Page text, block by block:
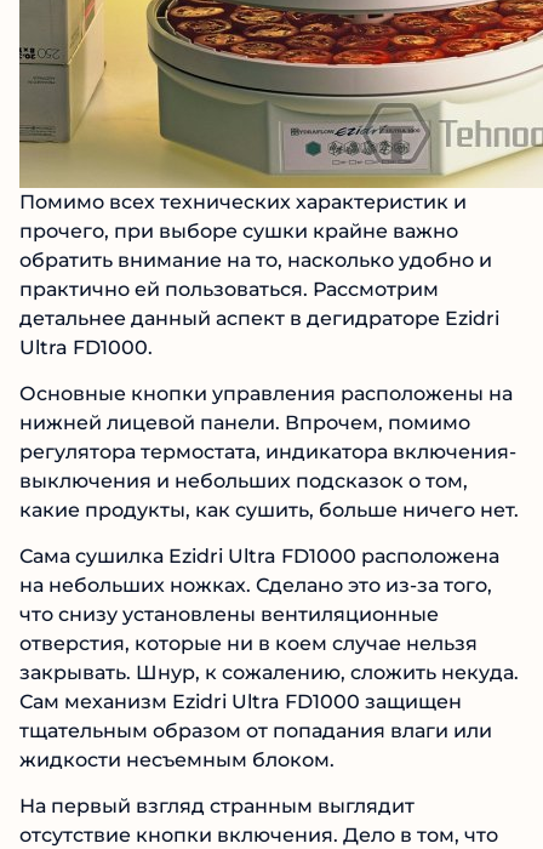
Помимо всех технических характеристик и
прочего, при выборе сушки крайне важно
обратить внимание на то, насколько удобно и
практично ей пользоваться. Рассмотрим
детальнее данный аспект в дегидраторе Ezidri
Ultra FD1000.
Основные кнопки управления расположены на
нижней лицевой панели. Впрочем, помимо
регулятора термостата, индикатора включения-
выключения и небольших подсказок о том,
какие продукты, как сушить, больше ничего нет.
Сама сушилка Ezidri Ultra FD1000 расположена
на небольших ножках. Сделано это из-за того,
что снизу установлены вентиляционные
отверстия, которые ни в коем случае нельзя
закрывать. Шнур, к сожалению, сложить некуда.
Сам механизм Ezidri Ultra FD1000 защищен
тщательным образом от попадания влаги или
жидкости несъемным блоком.
На первый взгляд странным выглядит
отсутствие кнопки включения. Дело в том, что